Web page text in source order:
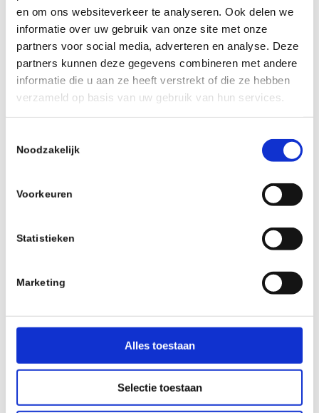
en om ons websiteverkeer te analyseren. Ook delen we
informatie over uw gebruik van onze site met onze
partners voor social media, adverteren en analyse. Deze
partners kunnen deze gegevens combineren met andere
informatie die u aan ze heeft verstrekt of die ze hebben
verzameld op basis van uw gebruik van hun services.
Noodzakelijk
Voorkeuren
Statistieken
Marketing
Alles toestaan
Selectie toestaan
Nare geuren omzetten in geurloze lucht. Het kan
zijn werk? En wat is Ozon precies?
Lees meer
Pagina 2 van 2